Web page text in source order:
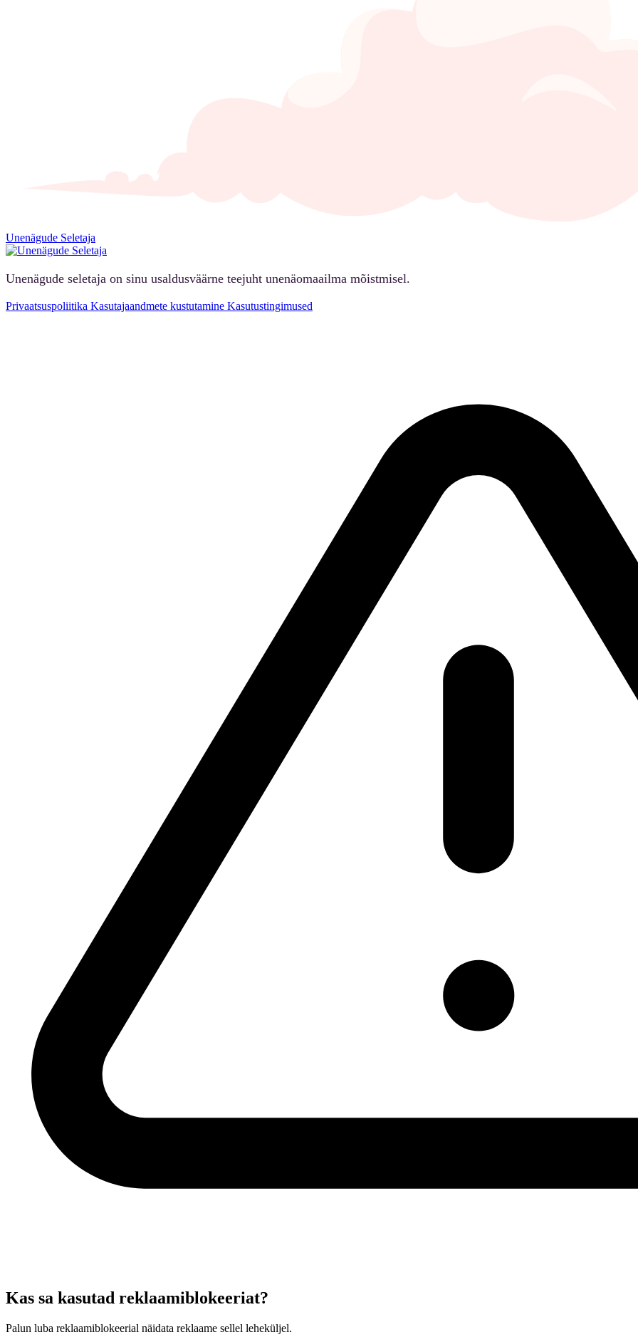
Unenägude Seletaja
Unenägude seletaja on sinu usaldusväärne teejuht unenäomaailma mõistmisel.
Privaatsuspoliitika Kasutajaandmete kustutamine Kasutustingimused
Kas sa kasutad reklaamiblokeeriat?
Palun luba reklaamiblokeerial näidata reklaame sellel leheküljel.